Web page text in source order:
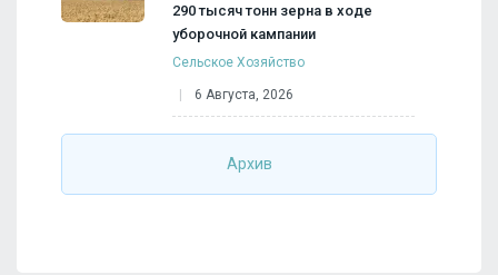
290 тысяч тонн зерна в ходе
уборочной кампании
Сельское Хозяйство
6 Августа, 2026
Архив